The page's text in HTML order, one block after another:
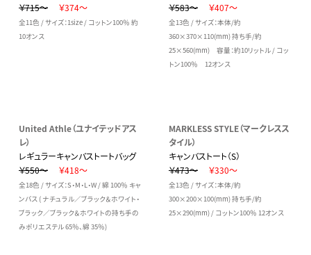
￥715～
￥374～
全11色 / サイズ：1size / コットン100％ 約
10オンス
￥583～
￥407～
全13色 / サイズ：本体/約
360×370×110(mm) 持ち手/約
25×560(mm) 容量：約10リットル / コッ
トン100％ 12オンス
United Athle（ユナイテッドアス
レ）
レギュラーキャンバストートバッグ
￥550～
￥418～
全18色 / サイズ：S・M・L・W / 綿 100％ キャ
ンバス ( ナチュラル／ブラック＆ホワイト・
ブラック／ブラック＆ホワイトの持ち手の
みポリエステル 65％、綿 35％)
MARKLESS STYLE（マークレスス
タイル）
キャンバストート（S）
￥473～
￥330～
全13色 / サイズ：本体/約
300×200×100(mm) 持ち手/約
25×290(mm) / コットン100％ 12オンス